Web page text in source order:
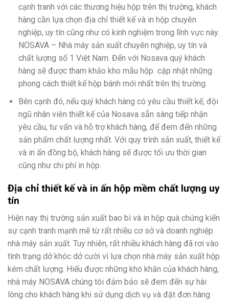
cạnh tranh với các thương hiệu hộp trên thị trường, khách
hàng cần lựa chọn địa chỉ thiết kế và in hộp chuyên
nghiệp, uy tín cũng như có kinh nghiệm trong lĩnh vực này.
NOSAVA – Nhà máy sản xuất chuyên nghiệp, uy tín và
chất lượng số 1 Việt Nam. Đến với Nosava quý khách
hàng sẽ được tham khảo kho mẫu hộp cập nhật những
phong cách thiết kế hộp bánh mới nhất trên thị trường.
Bên cạnh đó, nếu quý khách hàng có yêu cầu thiết kế, đội
ngũ nhân viên thiết kế của Nosava sẵn sàng tiếp nhận
yêu cầu, tư vấn và hỗ trợ khách hàng, để đem đến những
sản phẩm chất lượng nhất. Với quy trình sản xuất, thiết kế
và in ấn đồng bộ, khách hàng sẽ được tối ưu thời gian
cũng như chi phí in hộp.
Địa chỉ thiết kế và in ấn hộp mềm chất lượng uy
tín
Hiện nay thị trường sản xuất bao bì và in hộp quà chứng kiến
sự cạnh tranh mạnh mẽ từ rất nhiều cơ sở và doanh nghiệp
nhà máy sản xuất. Tuy nhiên, rất nhiều khách hàng đã rơi vào
tình trạng dở khóc dở cười vì lựa chọn nhà máy sản xuất hộp
kém chất lượng. Hiểu được những khó khăn của khách hàng,
nhà máy NOSAVA chúng tôi đảm bảo sẽ đem đến sự hài
lòng cho khách hàng khi sử dụng dịch vụ và đặt đơn hàng